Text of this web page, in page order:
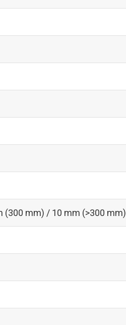
(300 mm) / 10 mm (>300 mm)